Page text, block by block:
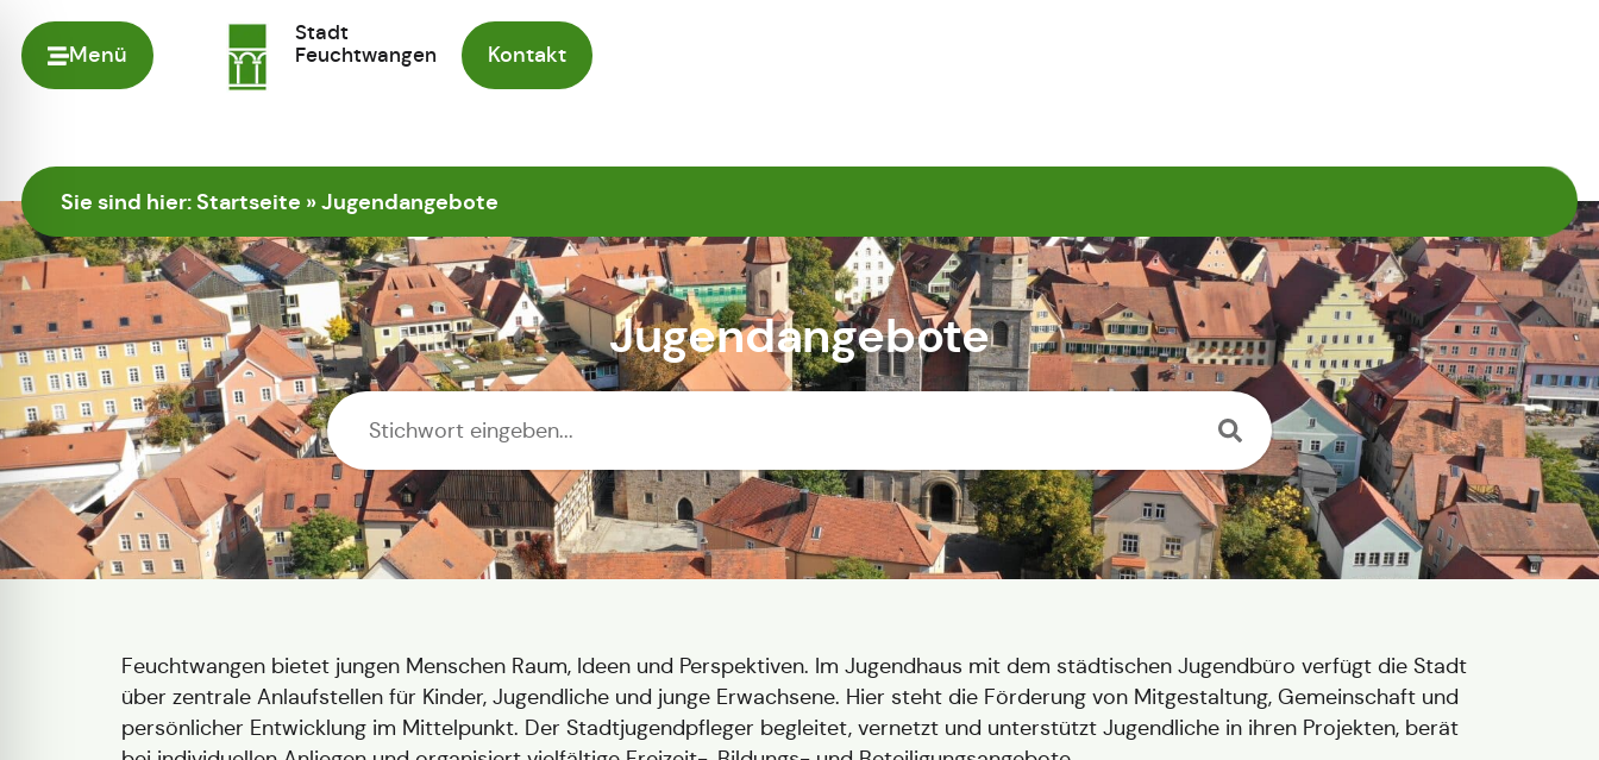
Menü
Stadt
Feuchtwangen
Kontakt
Sie sind hier:Startseite »Jugendangebote
Jugendangebote
Feuchtwangen bietet jungen Menschen Raum, Ideen und Perspektiven. Im Jugendhaus mit dem städtischen Jugendbüro verfügt die Stadt
über zentrale Anlaufstellen für Kinder, Jugendliche und junge Erwachsene. Hier steht die Förderung von Mitgestaltung, Gemeinschaft und
persönlicher Entwicklung im Mittelpunkt. Der Stadtjugendpfleger begleitet, vernetzt und unterstützt Jugendliche in ihren Projekten, berät